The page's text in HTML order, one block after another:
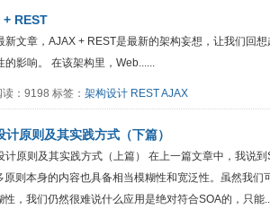
REST
文章，AJAX + REST是最新的架构妄想，让我们回
影响。 在该架构里，Web......
：9198 标签： 架构设计 RESTAJAX
原则及其实践方式（下篇）
计原则及其实践方式（上篇） 在上一篇文章中，我说
则本身的内容也具备相当模糊性和宽泛性。虽然我们
，我们仍然很难说什么应用是绝对符合SOA的，只能